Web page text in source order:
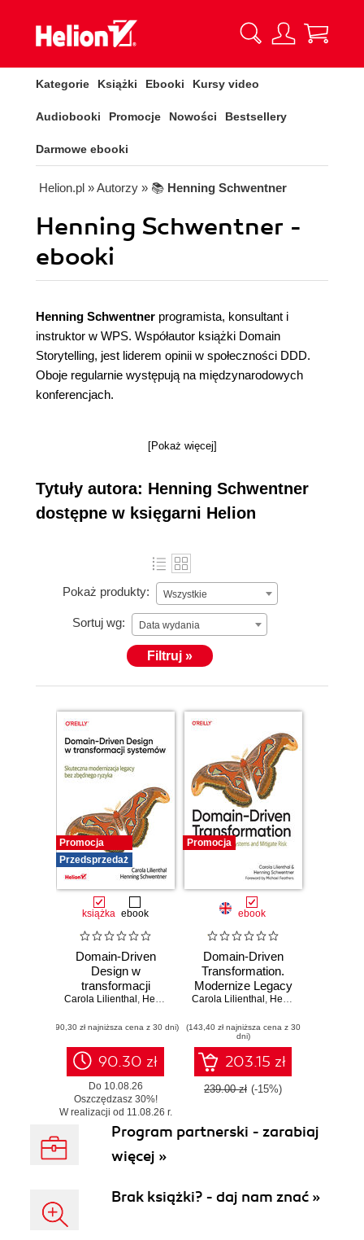
Kategorie Książki Ebooki Kursy video
Audiobooki Promocje Nowości Bestsellery
Darmowe ebooki
Helion.pl » Autorzy » 📚 Henning Schwentner
Henning Schwentner -
ebooki
Henning Schwentner programista, konsultant i
instruktor w WPS. Współautor książki Domain
Storytelling, jest liderem opinii w społeczności DDD.
Oboje regularnie występują na międzynarodowych
konferencjach.
[Pokaż więcej]
Tytuły autora: Henning Schwentner
dostępne w księgarni Helion
Pokaż produkty: Wszystkie
Sortuj wg: Data wydania
Filtruj »
Promocja
Przedsprzedaż
książka ebook
Domain-Driven
Design w
transformacji
systemów.
modernizacja
legacy bez
zbędnego ryzyka
Carola Lilienthal , Henning Schwentner
(90,30 zł najniższa cena z 30 dni)
90.30 zł
Do 10.08.26
Oszczędzasz 30%!
W realizacji od 11.08.26 r.
Promocja
ebook
Domain-Driven
Transformation.
Modernize Legacy
Systems and
Carola Lilienthal , Henning Schwentner
(143,40 zł najniższa cena z 30
dni)
203.15 zł
239.00 zł (-15%)
Program partnerski - zarabiaj
więcej »
Brak książki? - daj nam znać »